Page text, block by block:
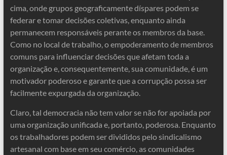
cima, onde grupos geograficamente díspares podem se
federar e tomar decisões coletivas, enquanto ainda
permanecem responsáveis ​​perante os membros da base.
Como no local de trabalho, o empoderamento de membros
comuns para influenciar decisões que afetam toda a
organização e, consequentemente, sua comunidade, é um
motivador poderoso e garante que a corrupção possa ser
facilmente expurgada da organização.
Claro, tal democracia não tem valor se não for apoiada por
uma organização unificada e, portanto, poderosa. Enquanto
os trabalhadores podem ser divididos pelo sindicalismo
artesanal com base em seu comércio, as comunidades